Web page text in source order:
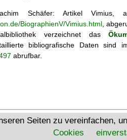
Schäfer: ArtikelVimius,
BiographienV/Vimius.html ,
verzeichnet das
bibliografische Daten sind
abrufbar.
Ökumenisches
Seiten zu vereinfachen,
Cookies